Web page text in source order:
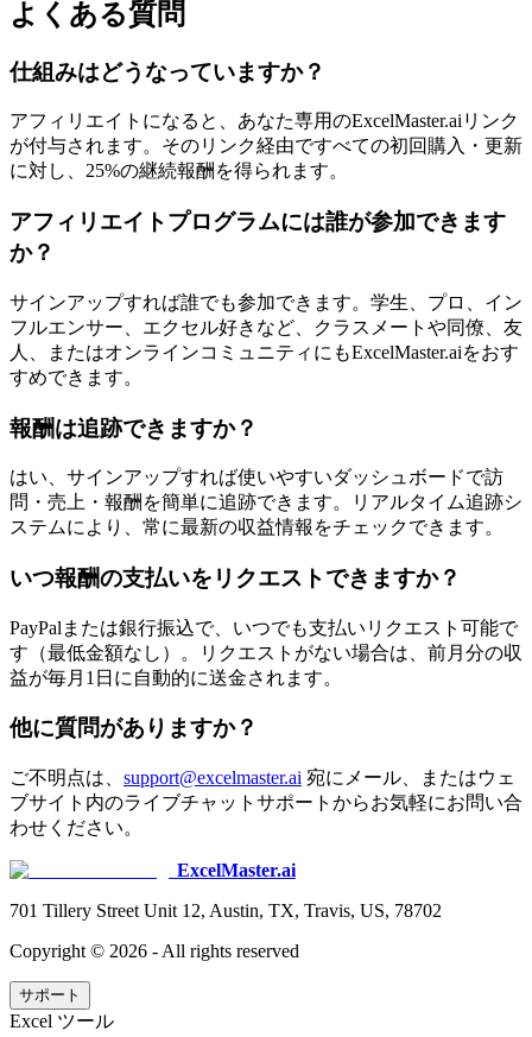
よくある質問
仕組みはどうなっていますか？
アフィリエイトになると、あなた専用のExcelMaster.aiリンク
が付与されます。そのリンク経由ですべての初回購入・更新
に対し、25%の継続報酬を得られます。
アフィリエイトプログラムには誰が参加できます
か？
サインアップすれば誰でも参加できます。学生、プロ、イン
フルエンサー、エクセル好きなど、クラスメートや同僚、友
人、またはオンラインコミュニティにもExcelMaster.aiをおす
すめできます。
報酬は追跡できますか？
はい、サインアップすれば使いやすいダッシュボードで訪
問・売上・報酬を簡単に追跡できます。リアルタイム追跡シ
ステムにより、常に最新の収益情報をチェックできます。
いつ報酬の支払いをリクエストできますか？
PayPalまたは銀行振込で、いつでも支払いリクエスト可能で
す（最低金額なし）。リクエストがない場合は、前月分の収
益が毎月1日に自動的に送金されます。
他に質問がありますか？
ご不明点は、 support@excelmaster.ai 宛にメール、またはウェ
ブサイト内のライブチャットサポートからお気軽にお問い合
わせください。
ExcelMaster.ai
701 Tillery Street Unit 12, Austin, TX, Travis, US, 78702
Copyright © 2026 - All rights reserved
サポート
Excel ツール